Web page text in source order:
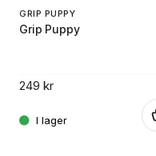
GRIP PUPPY
Grip Puppy
249 kr